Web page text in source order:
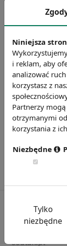
Źródło:
sedlak.pl
Niniejsza
i reklam, aby
analizować
korzystasz z
Partnerzy
otrzymanymi
korzystania z
Niezbędne
Tylko
niezbędne